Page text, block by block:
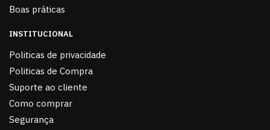
Boas práticas
INSTITUCIONAL
Politicas de privacidade
Politicas de Compra
Suporte ao cliente
Como comprar
Segurança